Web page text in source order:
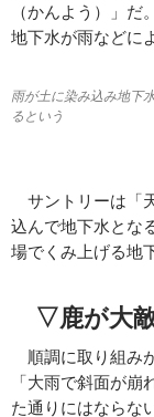
（かんよう）」
地下水が雨などに
雨が土に染み込み地下
るという
サントリーは「
込んで地下水とな
場でくみ上げる地
▽鹿が大
順調に取り組み
「大雨で斜面が
た通りにはならな